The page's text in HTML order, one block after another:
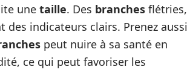
une taille. Des branches flétries,
des indicateurs clairs. Prenez aussi
peut nuire à sa santé en
ce qui peut favoriser les